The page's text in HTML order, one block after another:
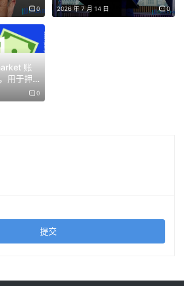
0
94.3%
2026 年 7 月 14 日 0
账
用于押
0
提交